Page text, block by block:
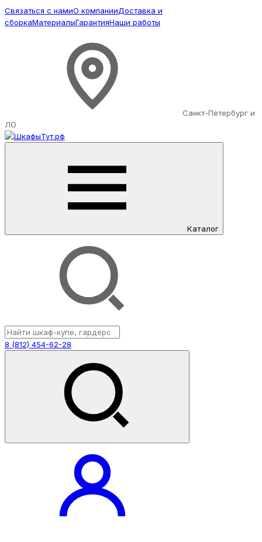
Связаться с намиО компанииДоставка и
сборкаМатериалыГарантияНаши работы
Санкт-Петербург и
ЛО
Каталог
8 (812) 454-62-28